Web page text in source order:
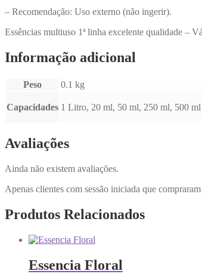
– Recomendação: Uso externo (não ingerir).
Essências multiuso 1ª linha excelente qualidade –
Informação adicional
Peso 0.1 kg
Capacidades 1 Litro, 20 ml, 50 ml, 250 ml, 500 ml
Avaliações
Ainda não existem avaliações.
Apenas clientes com sessão iniciada que
Produtos Relacionados
Essencia Floral